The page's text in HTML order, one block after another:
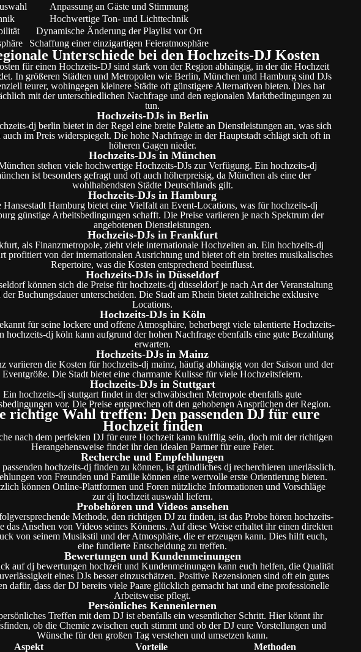
Anpassung an Gäste und Stimmung
Hochwertige Ton- und Lichttechnik
Dynamische Änderung der Playlist vor Ort
Schaffung einer einzigartigen Feieratmosphäre
Unterschiede bei den Hochzeits-DJ Kosten
für einen Hochzeits-DJ sind stark von der Region abhängig, in der die Hochzeit
In größeren Städten und Metropolen wie Berlin, München und Hamburg sind DJs
teurer, wohingegen kleinere Städte oft günstigere Alternativen bieten. Dies hat
mit der unterschiedlichen Nachfrage und den regionalen Marktbedingungen zu
tun.
Hochzeits-DJs in Berlin
dj berlin bietet in der Regel eine breite Palette an Dienstleistungen an, was sich
auch im Preis widerspiegelt. Die hohe Nachfrage in der Hauptstadt schlägt sich oft in
höheren Gagen nieder.
Hochzeits-DJs in München
stehen viele hochwertige Hochzeits-DJs zur Verfügung. Ein hochzeits-dj
ist besonders gefragt und oft auch höherpreisig, da München als eine der
wohlhabendsten Städte Deutschlands gilt.
Hochzeits-DJs in Hamburg
Hansestadt Hamburg bietet eine Vielfalt an Event-Locations, was für hochzeits-dj
günstige Arbeitsbedingungen schafft. Die Preise variieren je nach Spektrum der
angebotenen Dienstleistungen.
Hochzeits-DJs in Frankfurt
als Finanzmetropole, zieht viele internationale Hochzeiten an. Ein hochzeits-dj
profitiert von der internationalen Ausrichtung und bietet oft ein breites musikalisches
Repertoire, was die Kosten entsprechend beeinflusst.
Hochzeits-DJs in Düsseldorf
können sich die Preise für hochzeits-dj düsseldorf je nach Art der Veranstaltung
der Buchungsdauer unterscheiden. Die Stadt am Rhein bietet zahlreiche exklusive
Locations.
Hochzeits-DJs in Köln
für seine lockere und offene Atmosphäre, beherbergt viele talentierte Hochzeits-
hochzeits-dj köln kann aufgrund der hohen Nachfrage ebenfalls eine gute Bezahlung
erwarten.
Hochzeits-DJs in Mainz
variieren die Kosten für hochzeits-dj mainz, häufig abhängig von der Saison und der
Eventgröße. Die Stadt bietet eine charmante Kulisse für viele Hochzeitsfeiern.
Hochzeits-DJs in Stuttgart
Ein hochzeits-dj stuttgart findet in der schwäbischen Metropole ebenfalls gute
vor. Die Preise entsprechen oft den gehobenen Ansprüchen der Region.
richtige Wahl treffen: Den passenden DJ für eure
Hochzeit finden
nach dem perfekten DJ für eure Hochzeit kann knifflig sein, doch mit der richtigen
Herangehensweise findet ihr den idealen Partner für eure Feier.
Recherche und Empfehlungen
hochzeits-dj finden zu können, ist gründliches dj recherchieren unerlässlich.
von Freunden und Familie können eine wertvolle erste Orientierung bieten.
können Online-Plattformen und Foren nützliche Informationen und Vorschläge
zur dj hochzeit auswahl liefern.
Probehören und Videos ansehen
Methode, den richtigen DJ zu finden, ist das Probe hören hochzeits-
das Ansehen von Videos seines Könnens. Auf diese Weise erhaltet ihr einen direkten
von seinem Musikstil und der Atmosphäre, die er erzeugen kann. Dies hilft euch,
eine fundierte Entscheidung zu treffen.
Bewertungen und Kundenmeinungen
auf dj bewertungen hochzeit und Kundenmeinungen kann euch helfen, die Qualität
eines DJs besser einzuschätzen. Positive Rezensionen sind oft ein gutes
dafür, dass der DJ bereits viele Paare glücklich gemacht hat und eine professionelle
Arbeitsweise pflegt.
Persönliches Kennenlernen
Treffen mit dem DJ ist ebenfalls ein wesentlicher Schritt. Hier könnt ihr
ob die Chemie zwischen euch stimmt und ob der DJ eure Vorstellungen und
Wünsche für den großen Tag verstehen und umsetzen kann.
Aspekt
Vorteile Methoden